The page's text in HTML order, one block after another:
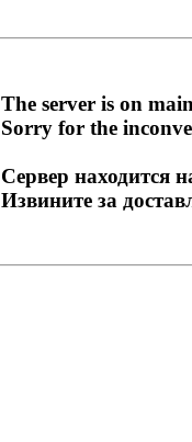
The server is on
Sorry for the
Сервер находится
Извините за